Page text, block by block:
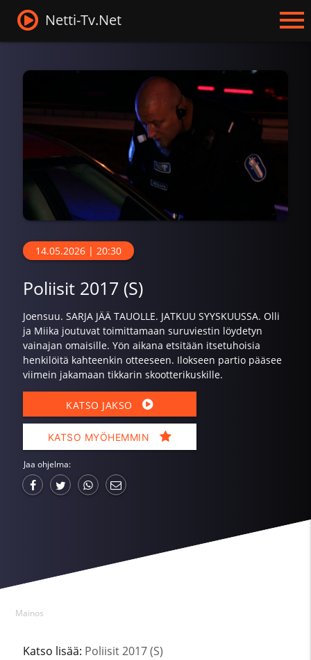
Netti-Tv.Net
14.05.2026 | 20:30
Poliisit 2017 (S)
Joensuu. SARJA JÄÄ TAUOLLE. JATKUU SYYSKUUSSA. Olli
ja Miika joutuvat toimittamaan suruviestin löydetyn
vainajan omaisille. Yön aikana etsitään itsetuhoisia
henkilöitä kahteenkin otteeseen. Ilokseen partio pääsee
viimein jakamaan tikkarin skootterikuskille.
KATSO JAKSO
KATSO MYÖHEMMIN
Jaa ohjelma:
Mainos
Katso lisää: Poliisit 2017 (S)